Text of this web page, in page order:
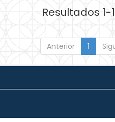
Resultados 1-
Anterior 1